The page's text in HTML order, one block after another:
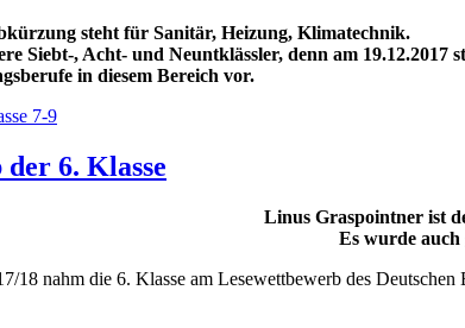
steht für Sanitär, Heizung, Klimatechnik.
Siebt-, Acht- und Neuntklässler, denn am
in diesem Bereich vor.
7-9
6. Klasse
Linus Graspointner ist
Es wurde
18 nahm die 6. Klasse am Lesewettbewerb des